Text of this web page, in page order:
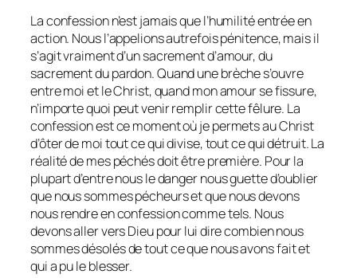
La confession n’est jamais que l’humilité entrée en
action. Nous l’appelions autrefois pénitence, mais il
s’agit vraiment d’un sacrement d’amour, du
sacrement du pardon. Quand une brèche s’ouvre
entre moi et le Christ, quand mon amour se fissure,
n’importe quoi peut venir remplir cette fêlure. La
confession est ce moment où je permets au Christ
d’ôter de moi tout ce qui divise, tout ce qui détruit. La
réalité de mes péchés doit être première. Pour la
plupart d’entre nous le danger nous guette d’oublier
que nous sommes pécheurs et que nous devons
nous rendre en confession comme tels. Nous
devons aller vers Dieu pour lui dire combien nous
sommes désolés de tout ce que nous avons fait et
qui a pu le blesser.